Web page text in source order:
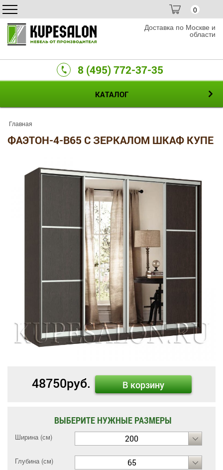
0
Доставка по Москве и
области
8 (495) 772-37-35
КАТАЛОГ
Главная
ФАЭТОН-4-B65 С ЗЕРКАЛОМ ШКАФ КУПЕ
48750руб. В корзину
ВЫБЕРИТЕ НУЖНЫЕ РАЗМЕРЫ
Ширина (см) 200
Глубина (см) 65